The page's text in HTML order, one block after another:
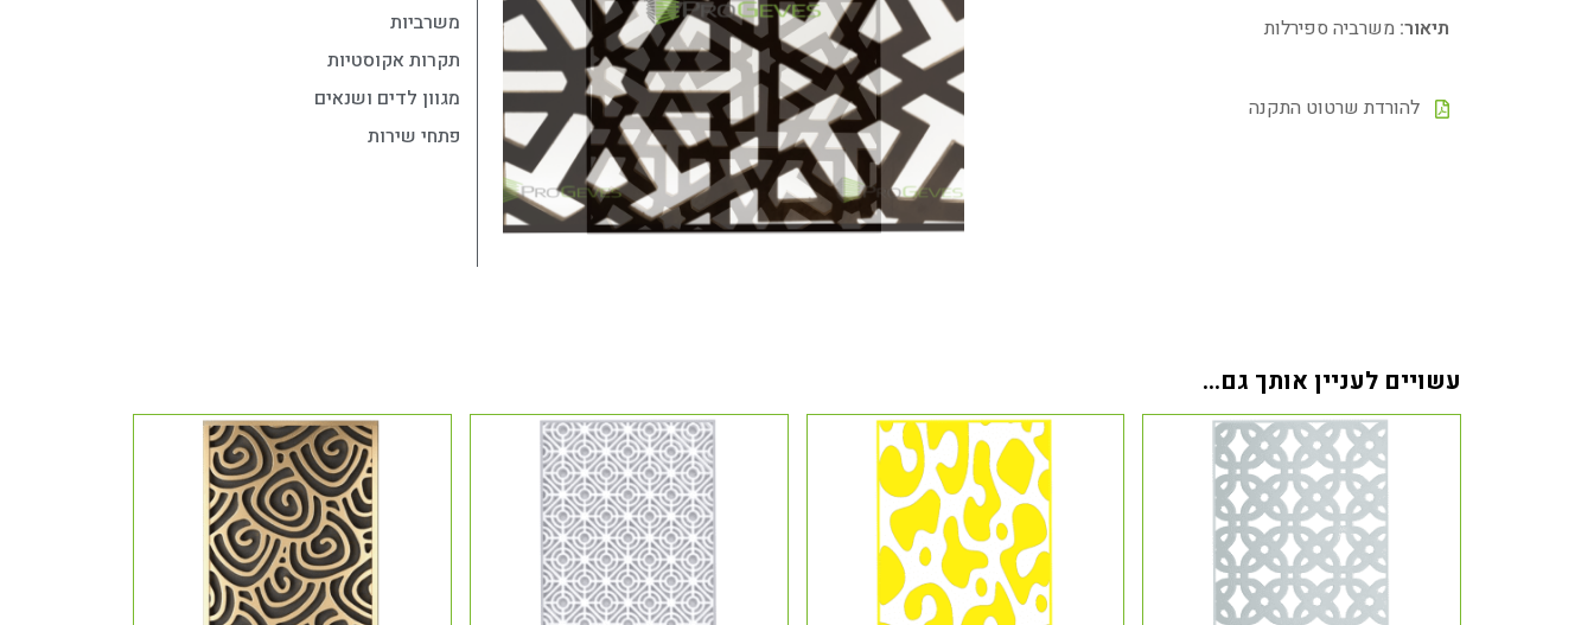
תיאור: משרביה ספירלות
להורדת שרטוט התקנה
משרביות
תקרות אקוסטיות
מגוון לדים ושנאים
פתחי שירות
עשויים לעניין אותך גם…